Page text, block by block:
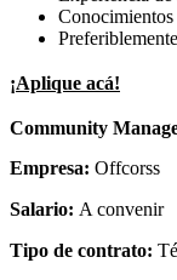
Conocimientos
¡Aplique acá!
Community
Empresa: Offcorss
Salario: A convenir
Tipo de contrato: